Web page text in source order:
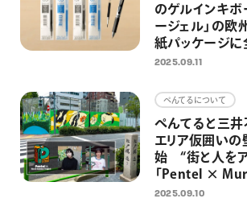
のゲルインキボ
ージェル」の欧
紙パッケージ
プラスチック使
2025.09.11
ぺんてるについて
ぺんてると三井
エリア仮囲いの
始 “街と人をア
「Pentel ×
Project 2025」
2025.09.10